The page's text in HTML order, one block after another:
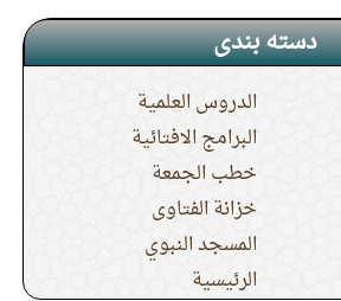
بر روی جوراب مسح
را دربیاورم آیا وضویم
سوره های قرآن در منزل به
دسته بندی
الدروس العلمية
البرامج الافتائية
خطب الجمعة
خزانة الفتاوى
المسجد النبوي
الرئيسية